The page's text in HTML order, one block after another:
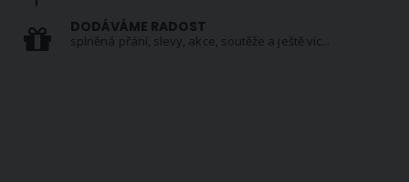
DODÁVÁME RADOST
splněná přání, slevy, akce, soutěže a ještě víc...